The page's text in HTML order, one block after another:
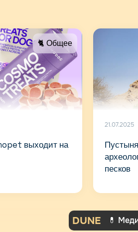
🐈 Общее
выходит на
21.07.2025
песков
DUNE 💊